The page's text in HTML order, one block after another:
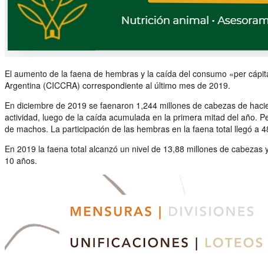
El aumento de la faena de hembras y la caída del consumo «per
Argentina (CICCRA) correspondiente al último mes de 2019.
En diciembre de 2019 se faenaron 1,244 millones de cabezas de
actividad, luego de la caída acumulada en la primera mitad del año.
de machos. La participación de las hembras en la faena total llegó a
En 2019 la faena total alcanzó un nivel de 13,88 millones de
10 años.